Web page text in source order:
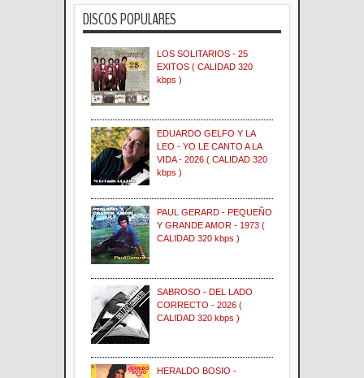
DISCOS POPULARES
LOS SOLITARIOS - 25
EXITOS ( CALIDAD 320
kbps )
EDUARDO GELFO Y LA
LEO - YO LE CANTO A LA
VIDA - 2026 ( CALIDAD 320
kbps )
PAUL GERARD - PEQUEÑO
Y GRANDE AMOR - 1973 (
CALIDAD 320 kbps )
SABROSO - DEL LADO
CORRECTO - 2026 (
CALIDAD 320 kbps )
HERALDO BOSIO -